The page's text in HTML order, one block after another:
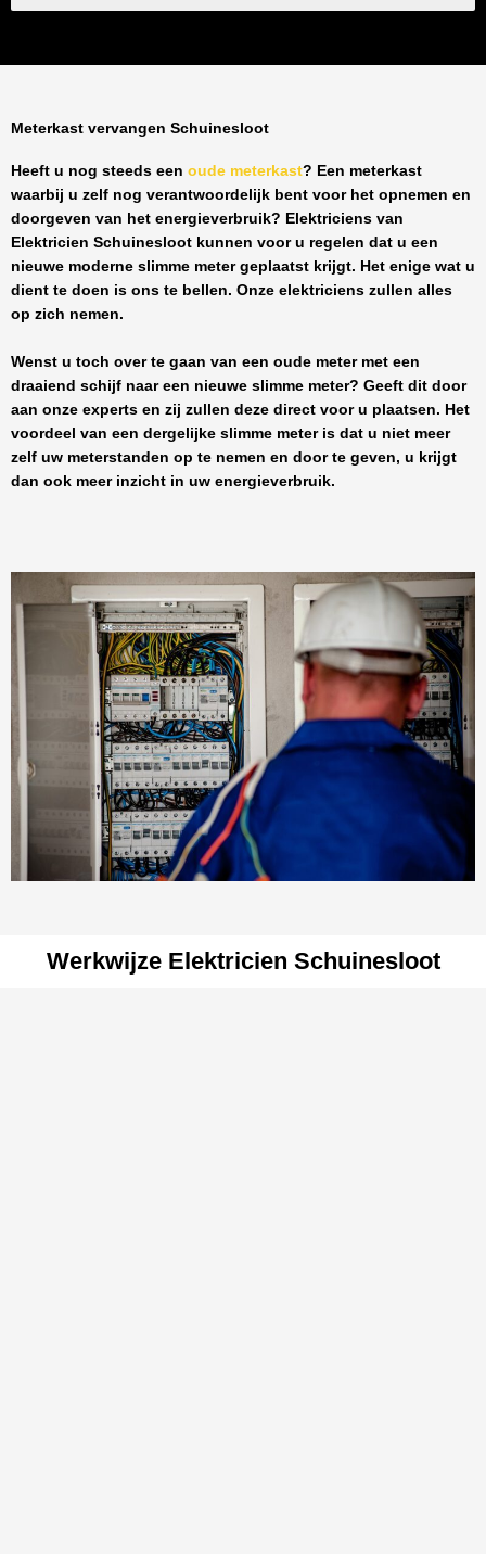
Meterkast vervangen Schuinesloot
Heeft u nog steeds een oude meterkast? Een meterkast
waarbij u zelf nog verantwoordelijk bent voor het opnemen en
doorgeven van het energieverbruik? Elektriciens van
Elektricien Schuinesloot kunnen voor u regelen dat u een
nieuwe moderne slimme meter geplaatst krijgt. Het enige wat u
dient te doen is ons te bellen. Onze elektriciens zullen alles
op zich nemen.
Wenst u toch over te gaan van een oude meter met een
draaiend schijf naar een nieuwe slimme meter? Geeft dit door
aan onze experts en zij zullen deze direct voor u plaatsen. Het
voordeel van een dergelijke slimme meter is dat u niet meer
zelf uw meterstanden op te nemen en door te geven, u krijgt
dan ook meer inzicht in uw energieverbruik.
Werkwijze Elektricien Schuinesloot